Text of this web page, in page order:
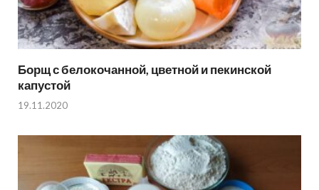
Борщ с белокочанной, цветной и пекинской
капустой
19.11.2020